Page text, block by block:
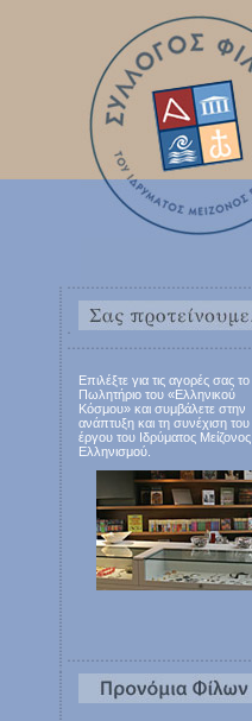
Επιλέξτε για τις αγορές σας το
Πωλητήριο του «Ελληνικού
Κόσμου» και συμβάλετε στην
ανάπτυξη και τη συνέχιση του
έργου του Ιδρύματος Μείζονος
Ελληνισμού.